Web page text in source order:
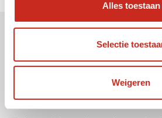
Alles toestaan
Selectie
Weigeren
Uw e-mail adres: